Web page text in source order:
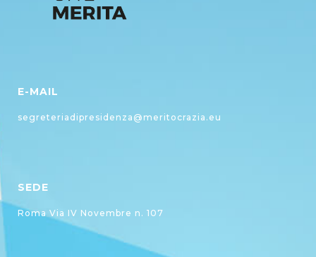
E-MAIL
segreteriadipresidenza@meritocrazia.eu
SEDE
Roma Via IV Novembre n. 107